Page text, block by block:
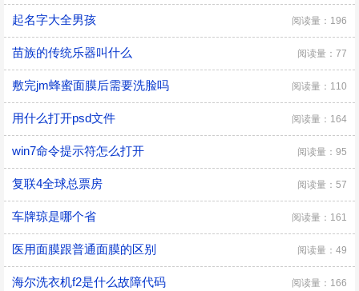
起名字大全男孩 阅读量：196
苗族的传统乐器叫什么 阅读量：77
敷完jm蜂蜜面膜后需要洗脸吗 阅读量：110
用什么打开psd文件 阅读量：164
win7命令提示符怎么打开 阅读量：95
复联4全球总票房 阅读量：57
车牌琼是哪个省 阅读量：161
医用面膜跟普通面膜的区别 阅读量：49
海尔洗衣机f2是什么故障代码 阅读量：166